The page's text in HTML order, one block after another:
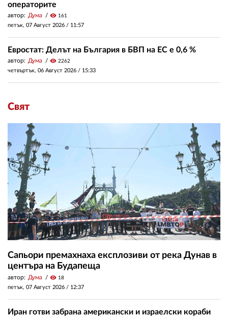
операторите
автор: Дума visibility 161
петък, 07 Август 2026 / 11:57
Евростат: Делът на България в БВП на ЕС е 0,6 %
автор: Дума visibility 2262
четвъртък, 06 Август 2026 / 15:33
Свят
Сапьори премахнаха експлозиви от река Дунав в
центъра на Будапеща
автор: Дума visibility 18
петък, 07 Август 2026 / 12:37
Иран готви забрана американски и израелски кораби